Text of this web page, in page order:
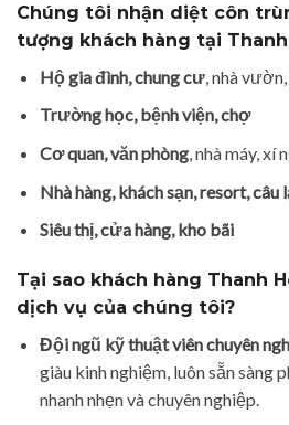
Chúng tôi nhận diệt côn
tượng khách hàng tại Thanh
Hộ gia đình, chung cư, nhà
Trường học, bệnh viện, chợ
Cơ quan, văn phòng, nhà máy, xí
Nhà hàng, khách sạn, resort, câu
Siêu thị, cửa hàng, kho bãi
Tại sao khách hàng Thanh
dịch vụ của chúng tôi?
Đội ngũ kỹ thuật viên chuyên
giàu kinh nghiệm, luôn sẵn sàng
nhanh nhẹn và chuyên nghiệp.